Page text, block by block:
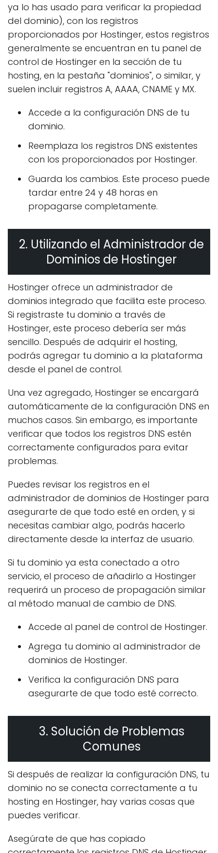
ya lo has usado para verificar la propiedad
del dominio), con los registros
proporcionados por Hostinger, estos registros
generalmente se encuentran en tu panel de
control de Hostinger en la sección de tu
hosting, en la pestaña "dominios", o similar, y
suelen incluir registros A, AAAA, CNAME y MX.
Accede a la configuración DNS de tu
dominio.
Reemplaza los registros DNS existentes
con los proporcionados por Hostinger.
Guarda los cambios. Este proceso puede
tardar entre 24 y 48 horas en
propagarse completamente.
2. Utilizando el Administrador de
Dominios de Hostinger
Hostinger ofrece un administrador de
dominios integrado que facilita este proceso.
Si registraste tu dominio a través de
Hostinger, este proceso debería ser más
sencillo. Después de adquirir el hosting,
podrás agregar tu dominio a la plataforma
desde el panel de control.
Una vez agregado, Hostinger se encargará
automáticamente de la configuración DNS en
muchos casos. Sin embargo, es importante
verificar que todos los registros DNS estén
correctamente configurados para evitar
problemas.
Puedes revisar los registros en el
administrador de dominios de Hostinger para
asegurarte de que todo esté en orden, y si
necesitas cambiar algo, podrás hacerlo
directamente desde la interfaz de usuario.
Si tu dominio ya esta conectado a otro
servicio, el proceso de añadirlo a Hostinger
requerirá un proceso de propagación similar
al método manual de cambio de DNS.
Accede al panel de control de Hostinger.
Agrega tu dominio al administrador de
dominios de Hostinger.
Verifica la configuración DNS para
asegurarte de que todo esté correcto.
3. Solución de Problemas
Comunes
Si después de realizar la configuración DNS, tu
dominio no se conecta correctamente a tu
hosting en Hostinger, hay varias cosas que
puedes verificar.
Asegúrate de que has copiado